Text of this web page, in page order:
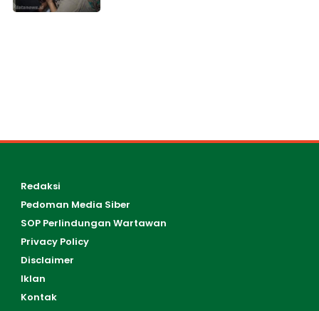
Redaksi
Pedoman Media Siber
SOP Perlindungan Wartawan
Privacy Policy
Disclaimer
Iklan
Kontak